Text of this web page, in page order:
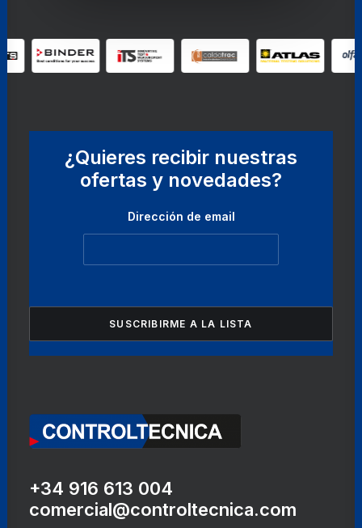
¿Quieres recibir nuestras
ofertas y novedades?
Dirección de email
+34 916 613 004
comercial@controltecnica.com